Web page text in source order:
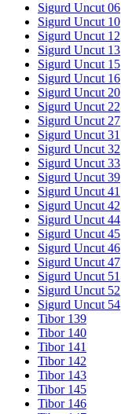
Sigurd Uncut 06
Sigurd Uncut 10
Sigurd Uncut 12
Sigurd Uncut 13
Sigurd Uncut 15
Sigurd Uncut 16
Sigurd Uncut 20
Sigurd Uncut 22
Sigurd Uncut 27
Sigurd Uncut 31
Sigurd Uncut 32
Sigurd Uncut 33
Sigurd Uncut 39
Sigurd Uncut 41
Sigurd Uncut 42
Sigurd Uncut 44
Sigurd Uncut 45
Sigurd Uncut 46
Sigurd Uncut 47
Sigurd Uncut 51
Sigurd Uncut 52
Sigurd Uncut 54
Tibor 139
Tibor 140
Tibor 141
Tibor 142
Tibor 143
Tibor 145
Tibor 146